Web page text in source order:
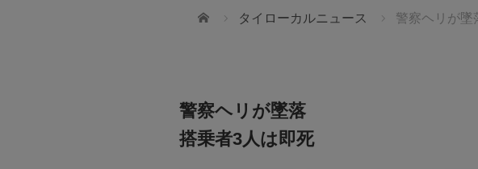
ホーム タイローカルニュース 警察ヘリが
警察ヘリが墜落
搭乗者3人は即死